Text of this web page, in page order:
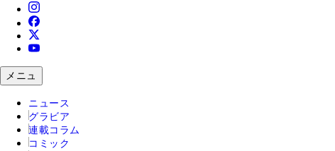
メニュ
ニュース
グラビア
連載コラム
コミック